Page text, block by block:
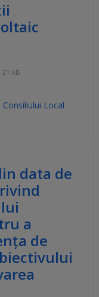
kB
Local
data de
a
de